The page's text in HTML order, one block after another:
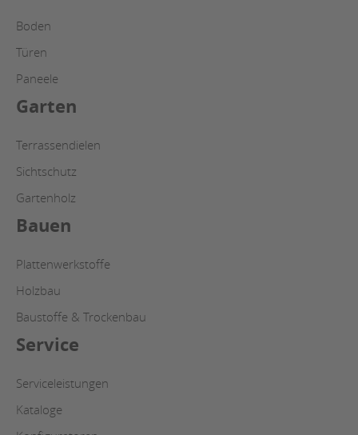
Boden
Türen
Paneele
Garten
Terrassendielen
Sichtschutz
Gartenholz
Bauen
Plattenwerkstoffe
Holzbau
Baustoffe & Trockenbau
Service
Serviceleistungen
Kataloge